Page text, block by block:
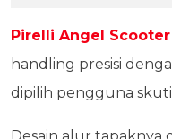
Pirelli Angel Scooter
handling presisi
dipilih pengguna
Desain alur tapaknya